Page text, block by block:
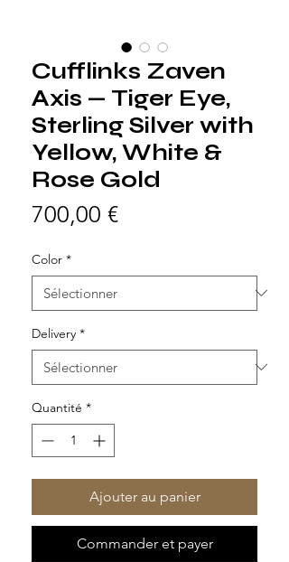
Cufflinks Zaven
Axis — Tiger Eye,
Sterling Silver with
Yellow, White &
Rose Gold
700,00 €Prix
Color *
Delivery *
Quantité *
Ajouter au panier
Commander et payer